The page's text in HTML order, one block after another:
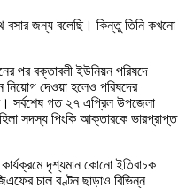
বসার জন্য বলেছি। কিন্তু তিনি কখনো
পর বক্তাবলী ইউনিয়ন পরিষদে
নিয়োগ দেওয়া হলেও পরিষদের
সর্বশেষ গত ২৭ এপ্রিল উপজেলা
সদস্য পিংকি আক্তারকে ভারপ্রাপ্ত
দৃশ্যমান কোনো ইতিবাচক
চাল বণ্টন ছাড়াও বিভিন্ন